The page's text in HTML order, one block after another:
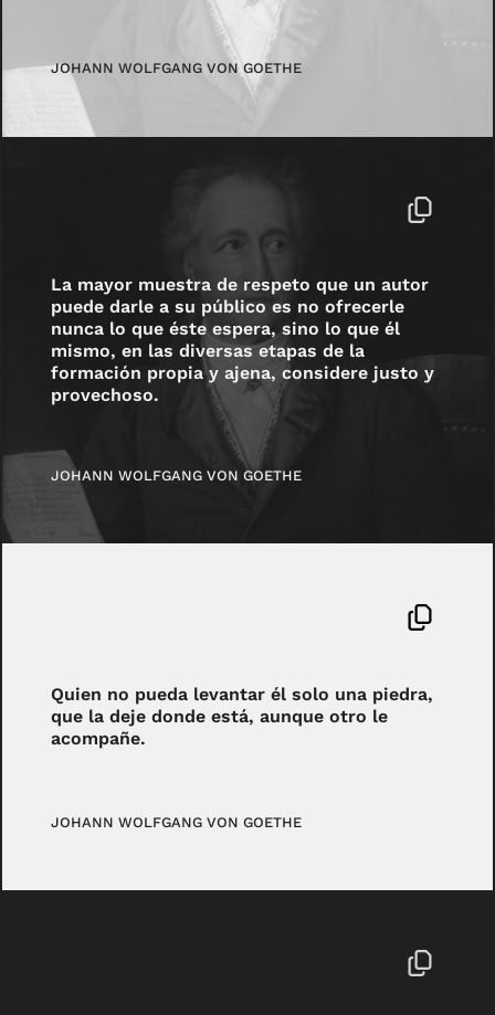
JOHANN WOLFGANG VON GOETHE
La mayor muestra de respeto que un autor
puede darle a su público es no ofrecerle
nunca lo que éste espera, sino lo que él
mismo, en las diversas etapas de la
formación propia y ajena, considere justo y
provechoso.
JOHANN WOLFGANG VON GOETHE
Quien no pueda levantar él solo una piedra,
que la deje donde está, aunque otro le
acompañe.
JOHANN WOLFGANG VON GOETHE